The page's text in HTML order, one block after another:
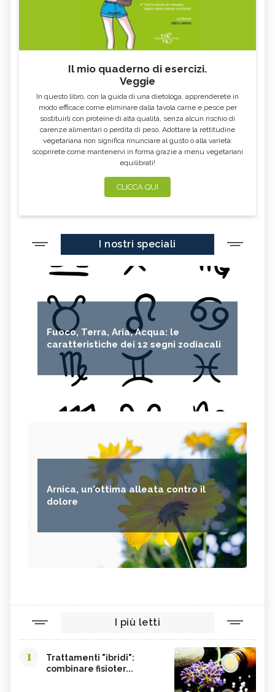
Il mio quaderno di esercizi.
Veggie
In questo libro, con la guida di una dietologa, apprenderete in
modo efficace come eliminare dalla tavola carne e pesce per
sostituirli con proteine di alta qualità, senza alcun rischio di
carenze alimentari o perdita di peso. Adottare la rettitudine
vegetariana non significa rinunciare al gusto o alla varietà:
scoprirete come mantenervi in forma grazie a menu vegetariani
equilibrati!
CLICCA QUI
I nostri speciali
Fuoco, Terra, Aria, Acqua: le
caratteristiche dei 12 segni zodiacali
Arnica, un'ottima alleata contro il
dolore
I più letti
1
Trattamenti "ibridi":
combinare fisioter...